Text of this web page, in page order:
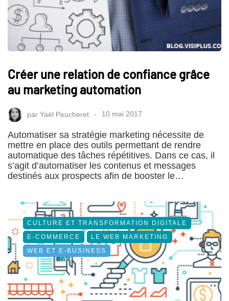
Créer une relation de confiance grâce
au marketing automation
par Yaël Peucheret 10 mai 2017
Automatiser sa stratégie marketing nécessite de
mettre en place des outils permettant de rendre
automatique des tâches répétitives. Dans ce cas, il
s’agit d’automatiser les contenus et messages
destinés aux prospects afin de booster le…
CULTURE ET TRANSFORMATION DIGITALE
E-COMMERCE
LE WEB MARKETING
WEB ET E-BUSINESS